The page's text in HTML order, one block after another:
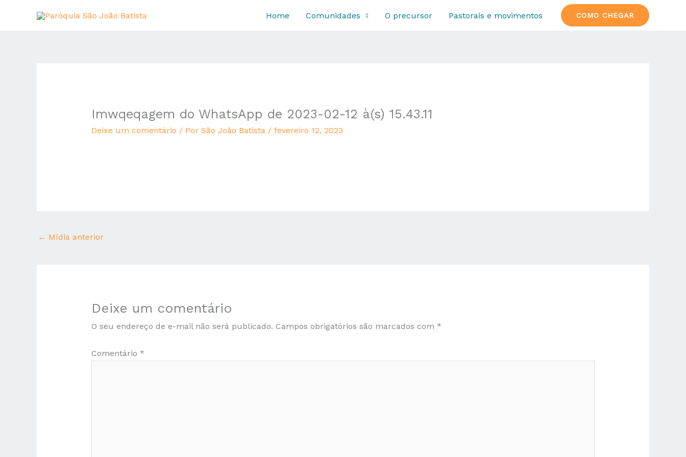
Home Comunidades O precursor Pastorais e movimentos COMO CHEGAR
Imwqeqagem do WhatsApp de 2023-02-12 à(s) 15.43.11
Deixe um comentário / Por São João Batista / fevereiro 12, 2023
← Mídia anterior
Deixe um comentário
O seu endereço de e-mail não será publicado. Campos obrigatórios são marcados com *
Comentário *